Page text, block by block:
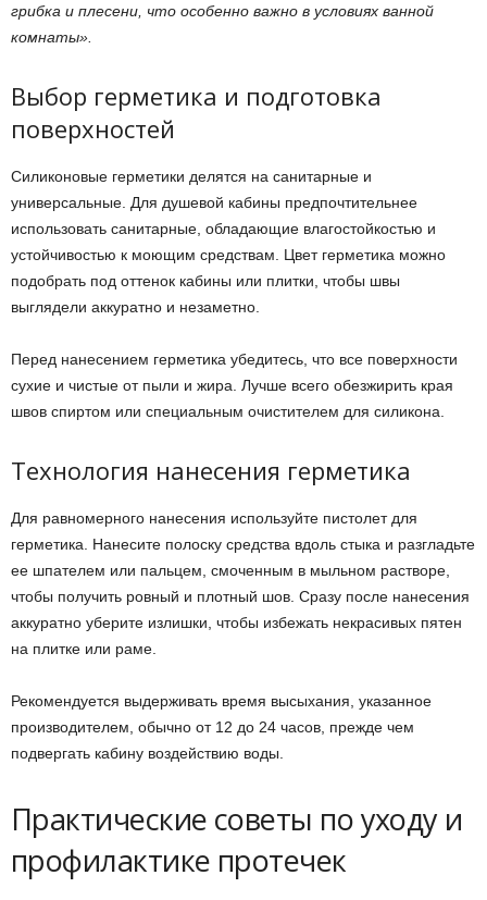
грибка и плесени, что особенно важно в условиях ванной
комнаты».
Выбор герметика и подготовка
поверхностей
Силиконовые герметики делятся на санитарные и
универсальные. Для душевой кабины предпочтительнее
использовать санитарные, обладающие влагостойкостью и
устойчивостью к моющим средствам. Цвет герметика можно
подобрать под оттенок кабины или плитки, чтобы швы
выглядели аккуратно и незаметно.
Перед нанесением герметика убедитесь, что все поверхности
сухие и чистые от пыли и жира. Лучше всего обезжирить края
швов спиртом или специальным очистителем для силикона.
Технология нанесения герметика
Для равномерного нанесения используйте пистолет для
герметика. Нанесите полоску средства вдоль стыка и разгладьте
ее шпателем или пальцем, смоченным в мыльном растворе,
чтобы получить ровный и плотный шов. Сразу после нанесения
аккуратно уберите излишки, чтобы избежать некрасивых пятен
на плитке или раме.
Рекомендуется выдерживать время высыхания, указанное
производителем, обычно от 12 до 24 часов, прежде чем
подвергать кабину воздействию воды.
Практические советы по уходу и
профилактике протечек